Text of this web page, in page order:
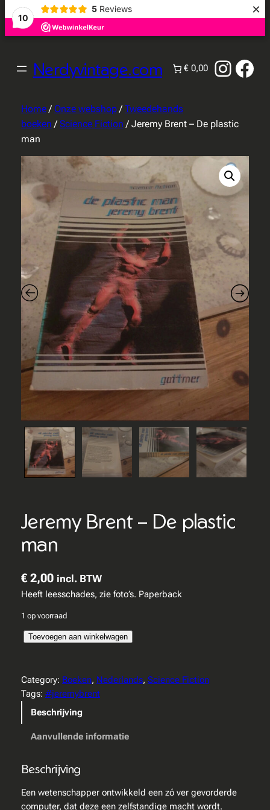
10
5 Reviews ×
Nerdyvintage.com € 0,00
Home/ Onze webshop/ Tweedehands
boeken / Science Fiction / Jeremy Brent – De plastic
man
Jeremy Brent – De plastic
man
€2,00 incl. BTW
Heeft leesschades, zie foto’s. Paperback
1 op voorraad
e
m
t
–
D
Toevoegen aan winkelwagen
Category: Boeken, Nederlands, Science Fiction
Tags: #jeremybrent
Beschrijving
Aanvullende informatie
Beschrijving
Een wetenschapper ontwikkeld een zó ver gevorderde
computer, dat deze een zelfstandige macht wordt.